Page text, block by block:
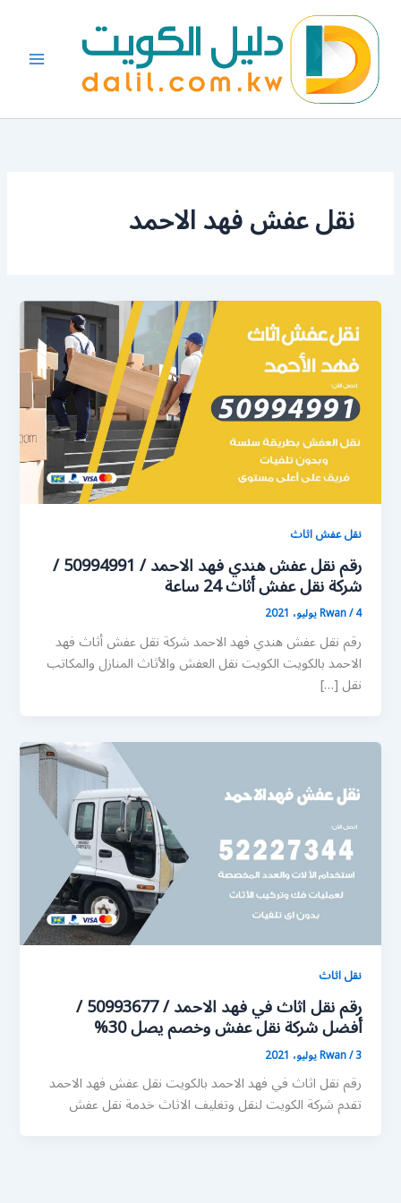
المحتوى
نقل عفش فهد الاحمد
نقل عفش اثاث
رقم نقل عفش هندي فهد الاحمد / 50994991 /
شركة نقل عفش أثاث 24 ساعة
Rwan/4 يوليو، 2021
رقم نقل عفش هندي فهد الاحمد شركة نقل عفش أثاث فهد
الاحمد بالكويت الكويت نقل العفش والأثاث المنازل والمكاتب
نقل […]
نقل اثاث
رقم نقل اثاث في فهد الاحمد / 50993677 /
أفضل شركة نقل عفش وخصم يصل 30%
Rwan/3 يوليو، 2021
رقم نقل اثاث في فهد الاحمد بالكويت نقل عفش فهد الاحمد
تقدم شركة الكويت لنقل وتغليف الاثاث خدمة نقل عفش